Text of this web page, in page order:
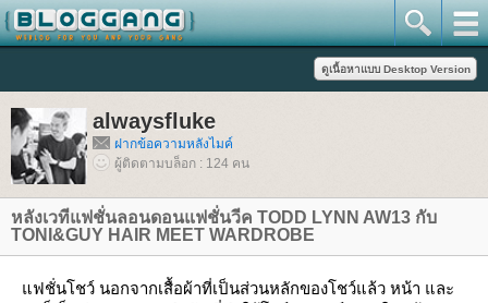
alwaysfluke
ฝากข้อความหลังไมค์
ผู้ติดตามบล็อก : 124 คน
หลังเวทีแฟชั่นลอนดอนแฟชั่นวีค TODD LYNN AW13 กับ
TONI&GUY HAIR MEET WARDROBE
ฟชั่นโชว์ นอกจากเสื้อผ้าที่เป็นส่วนหลักของโชว์แล้ว หน้า และ